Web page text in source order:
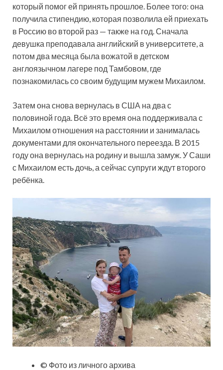
который помог ей принять прошлое. Более того: она
получила стипендию, которая позволила ей приехать
в Россию во второй раз — также на год. Сначала
девушка преподавала английский в университете, а
потом два месяца была вожатой в детском
англоязычном лагере под Тамбовом, где
познакомилась со своим будущим мужем Михаилом.
Затем она снова вернулась в США на два с
половиной года. Всё это время она поддерживала с
Михаилом отношения на расстоянии и занималась
документами для окончательного переезда. В 2015
году она вернулась на родину и вышла замуж. У Саши
с Михаилом есть дочь, а сейчас супруги ждут второго
ребёнка.
© Фото из личного архива